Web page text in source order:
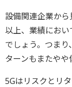
設備関連企業か
以上、業績にお
でしょう。つま
ターンもまたやや
5Gはリスクとリ